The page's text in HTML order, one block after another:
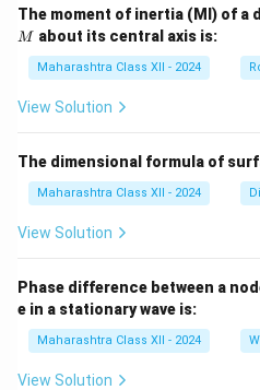
The moment of inertia (MI) of a
M about its central axis is:
Maharashtra Class XII - 2024
View Solution
The dimensional formula of
Maharashtra Class XII - 2024
View Solution
Phase difference between a
e in a stationary wave is:
Maharashtra Class XII - 2024
View Solution